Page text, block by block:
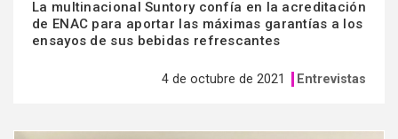
La multinacional Suntory confía en la acreditación
de ENAC para aportar las máximas garantías a los
ensayos de sus bebidas refrescantes
4 de octubre de 2021 Entrevistas